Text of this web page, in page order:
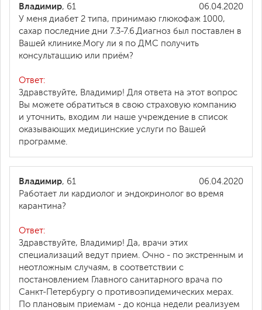
06.04.2020
Владимир, 61
У меня диабет 2 типа, принимаю глюкофаж 1000,
сахар последние дни 7.3-7.6.Диагноз был поставлен в
Вашей клинике.Могу ли я по ДМС получить
консультаццию или приём?
Ответ:
Здравствуйте, Владимир! Для ответа на этот вопрос
Вы можете обратиться в свою страховую компанию
и уточнить, входим ли наше учреждение в список
оказывающих медицинские услуги по Вашей
программе.
06.04.2020
Владимир, 61
Работает ли кардиолог и эндокринолог во время
карантина?
Ответ:
Здравствуйте, Владимир! Да, врачи этих
специализаций ведут прием. Очно - по экстренным и
неотложным случаям, в соответствии с
постановлением Главного санитарного врача по
Санкт-Петербургу о противоэпидемических мерах.
По плановым приемам - до конца недели реализуем